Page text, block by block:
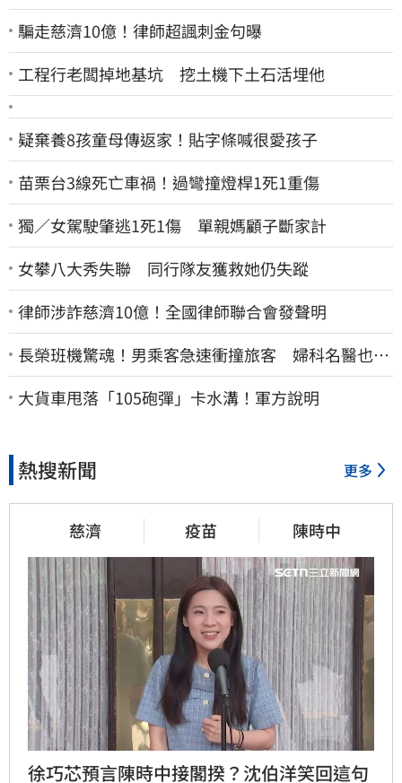
騙走慈濟10億！律師超諷刺金句曝
工程行老闆掉地基坑 挖土機下土石活埋他
疑棄養8孩童母傳返家！貼字條喊很愛孩子
苗栗台3線死亡車禍！過彎撞燈桿1死1重傷
獨／女駕駛肇逃1死1傷 單親媽顧子斷家計
女攀八大秀失聯 同行隊友獲救她仍失蹤
律師涉詐慈濟10億！全國律師聯合會發聲明
長榮班機驚魂！男乘客急速衝撞旅客 婦科名醫也掛
彩：全機卡半小時
大貨車甩落「105砲彈」卡水溝！軍方說明
熱搜新聞 更多
慈濟 疫苗 陳時中
徐巧芯預言陳時中接閣揆？沈伯洋笑回這句